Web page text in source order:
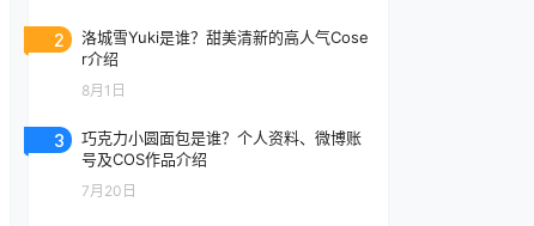
2
洛城雪Yuki是谁？甜美清新的高人气Cose
r介绍
8月1日
3
巧克力小圆面包是谁？个人资料、微博账
号及COS作品介绍
7月20日